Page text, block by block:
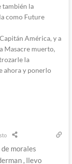
también la
como Future
América, y a
Masacre muerto,
la
ahora y ponerlo
morales
, llevo